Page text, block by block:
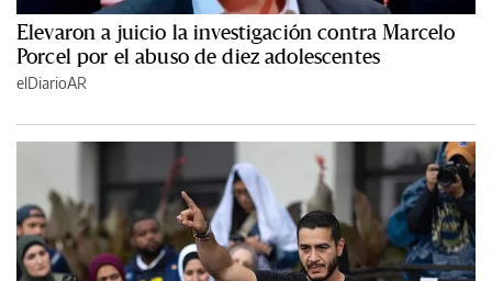
Elevaron a juicio la investigación contra Marcelo
Porcel por el abuso de diez adolescentes
elDiarioAR